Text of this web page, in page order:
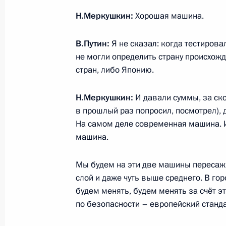
2 июня 2015 года, 15:20
Президиум Госсовета по вопросам
автодорог
8 октября 2014 года, 16:50
Принята досрочная отставка
Николая Меркушкина
6 июня 2014 года, 13:30
Н.Меркушкин: Хорошая машина.
В.Путин: Я не сказал: когда
не могли определить страну
стран, либо Японию.
Н.Меркушкин: И давали суммы, за
в прошлый раз попросил, посмотрел),
На самом деле современная машина.
машина.
Мы будем на эти две машины
слой и даже чуть выше среднего. В
будем менять, будем менять за счёт
по безопасности – европейский